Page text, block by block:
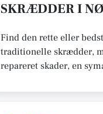
SKRÆDDER I
Find den rette eller
traditionelle skrædder,
repareret skader, en